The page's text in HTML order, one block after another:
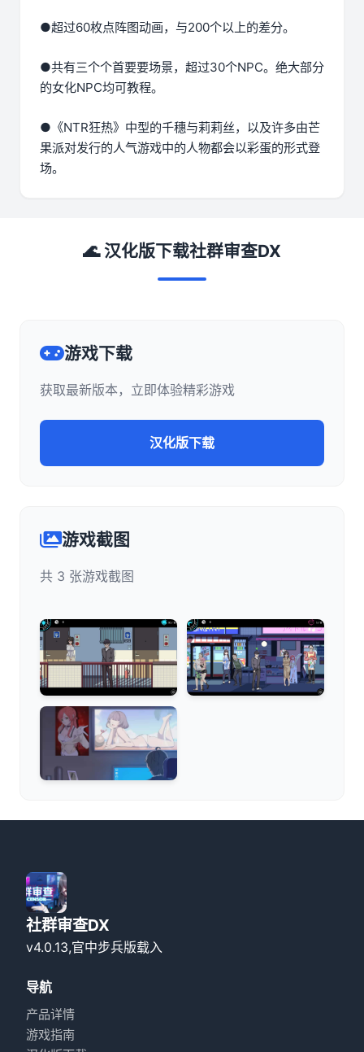
●超过60枚点阵图动画，与200个以上的差分。
●共有三个个首要要场景，超过30个NPC。绝大部分
的女化NPC均可教程。
●《NTR狂热》中型的千穗与莉莉丝，以及许多由芒
果派对发行的人气游戏中的人物都会以彩蛋的形式登
场。
🌊 汉化版下载社群审查DX
游戏下载
获取最新版本，立即体验精彩游戏
汉化版下载
游戏截图
共 3 张游戏截图
社群审查DX
v4.0.13,官中步兵版载入
导航
产品详情
游戏指南